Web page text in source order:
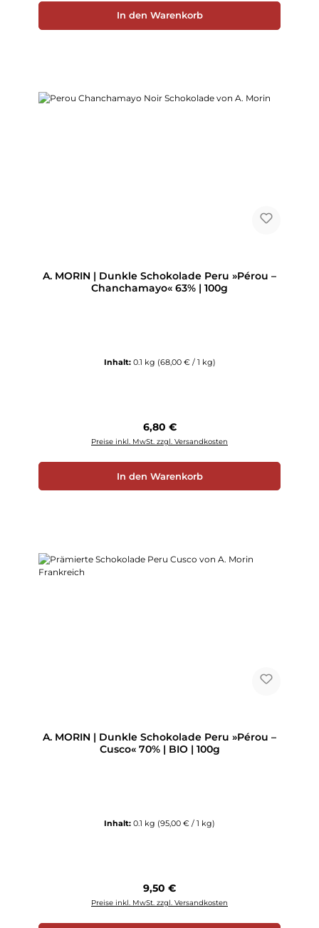
In den Warenkorb
A. MORIN | Dunkle Schokolade Peru »Pérou –
Chanchamayo« 63% | 100g
Inhalt: 0.1 kg (68,00 € / 1 kg)
Regulärer Preis:
6,80 €
Preise inkl. MwSt. zzgl. Versandkosten
In den Warenkorb
A. MORIN | Dunkle Schokolade Peru »Pérou –
Cusco« 70% | BIO | 100g
Inhalt: 0.1 kg (95,00 € / 1 kg)
Regulärer Preis:
9,50 €
Preise inkl. MwSt. zzgl. Versandkosten